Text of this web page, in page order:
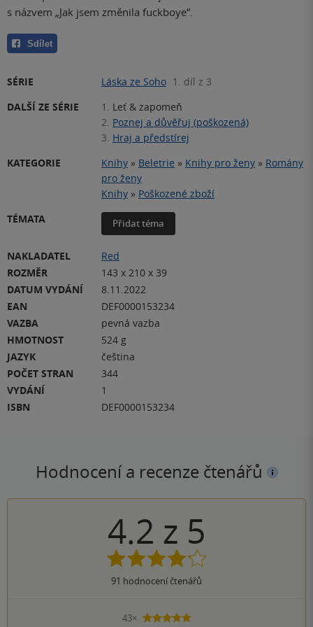
s názvem „Jak jsem změnila fuckboye“.
Sdílet
SÉRIE Láska ze Soho 1. díl z 3
DALŠÍ ZE SÉRIE
1. Leť & zapomeň
2. Poznej a důvěřuj (poškozená)
3. Hraj a předstírej
KATEGORIE
Knihy » Beletrie » Knihy pro ženy » Romány
pro ženy
Knihy » Poškozené zboží
TÉMATA
Přidat téma
NAKLADATEL
Red
ROZMĚR
143 x 210 x 39
DATUM VYDÁNÍ
8.11.2022
EAN
DEF0000153234
VAZBA
pevná vazba
HMOTNOST
524 g
JAZYK
čeština
POČET STRAN
344
VYDÁNÍ
1
ISBN
DEF0000153234
Hodnocení a recenze čtenářů
4.2 z 5
91 hodnocení čtenářů
43×
5 hvězdiček